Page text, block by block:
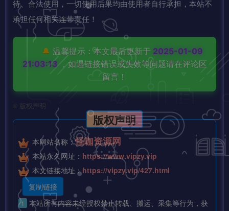
待、合法使用，一切使用后果均由使用者自行承担，本站不
承担任何相关连带责任！
🔔 温馨提示：本文最后更新于 2025-01-09
21:03:13 ，如遇链接错误或失效等问题请在评论区
留言！
版权声明
版权声明
本网站名称：怪咖资源网
本站永久网址： https://www.vipzy.vip
本文链接地址：https://vipzy.vip/427.html
复制链接
1
本站所有内容未经授权禁止转载、搬运、采集等行为，获